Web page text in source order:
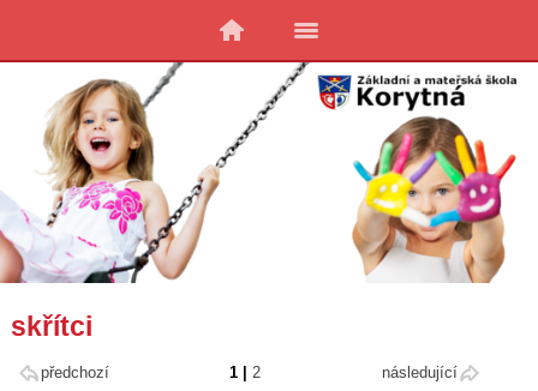
skřítci
předchozí 1 2 následující